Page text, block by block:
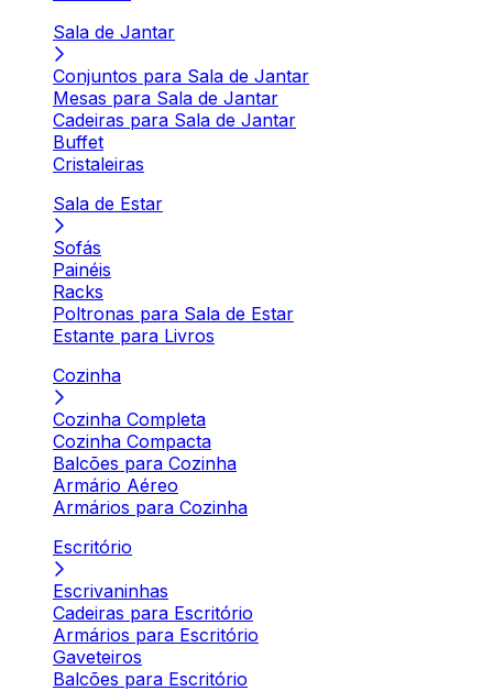
Sala de Jantar
Conjuntos para Sala de Jantar
Mesas para Sala de Jantar
Cadeiras para Sala de Jantar
Buffet
Cristaleiras
Sala de Estar
Sofás
Painéis
Racks
Poltronas para Sala de Estar
Estante para Livros
Cozinha
Cozinha Completa
Cozinha Compacta
Balcões para Cozinha
Armário Aéreo
Armários para Cozinha
Escritório
Escrivaninhas
Cadeiras para Escritório
Armários para Escritório
Gaveteiros
Balcões para Escritório